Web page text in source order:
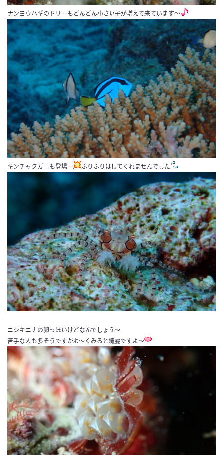
ナンヨウハギのドリーもどんどん小さい子が増えて来ています〜
キンチャクガニも登場ー ふりふりはしてくれませんでした
ニシキニナの卵っぽいけどなんでしょう〜
苦手な人も多そうですがよ〜くみると綺麗ですよ〜